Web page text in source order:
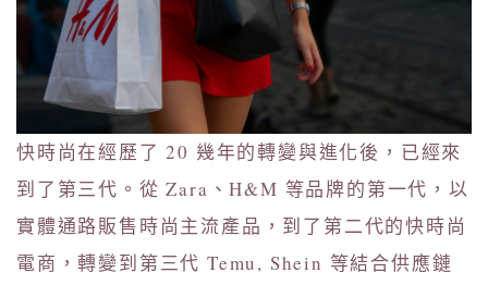
快時尚在經歷了 20 幾年的轉變與進化後，已經來
到了第三代。從 Zara、H&M 等品牌的第一代，以
實體通路販售時尚主流產品，到了第二代的快時尚
電商，轉變到第三代 Temu, Shein 等結合供應鏈